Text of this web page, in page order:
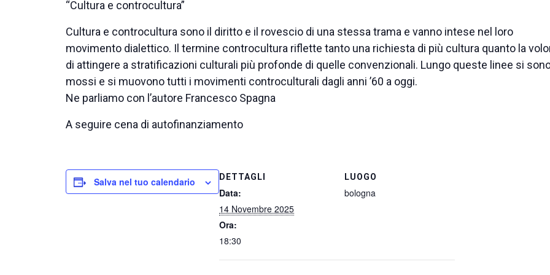
“Cultura e controcultura”
Cultura e controcultura sono il diritto e il rovescio di una stessa trama e vanno intese nel loro
movimento dialettico. Il termine controcultura riflette tanto una richiesta di più cultura quanto la
di attingere a stratificazioni culturali più profonde di quelle convenzionali. Lungo queste linee si
mossi e si muovono tutti i movimenti controculturali dagli anni ’60 a oggi.
Ne parliamo con l’autore Francesco Spagna
A seguire cena di autofinanziamento
Salva nel tuo calendario DETTAGLI
Data:
14 Novembre 2025
Ora:
18:30
LUOGO
bologna